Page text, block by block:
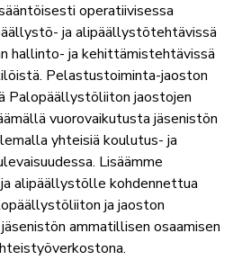
operatiivisessa
ja alipäällystötehtävissä
hallinto- ja kehittämistehtävissä
Pelastustoiminta-jaoston
Palopäällystöliiton jaostojen
vuorovaikutusta jäsenistön
yhteisiä koulutus- ja
Lisäämme
alipäällystölle kohdennettua
ja jaoston
ammatillisen osaamisen